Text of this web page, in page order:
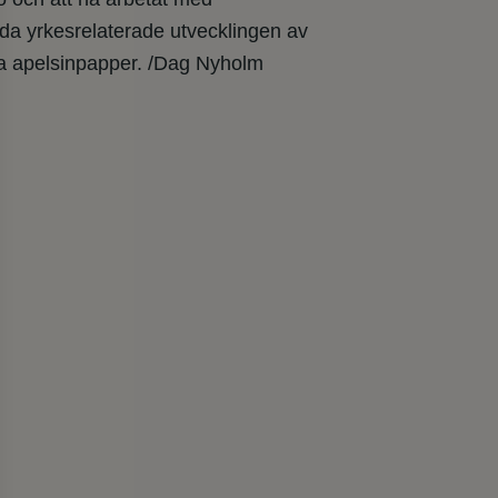
yrkesrelaterade utvecklingen av
apelsinpapper. /Dag Nyholm